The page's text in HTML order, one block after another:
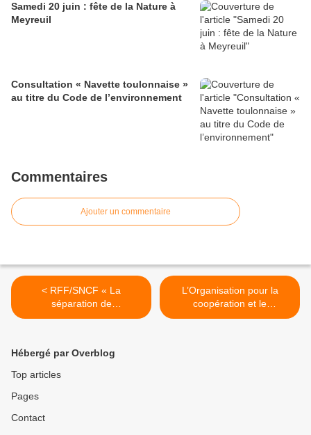
Samedi 20 juin : fête de la Nature à
Meyreuil
Consultation « Navette toulonnaise »
au titre du Code de l’environnement
Commentaires
Ajouter un commentaire
< RFF/SNCF « La
séparation de
l'infrastructure est une faute
L’Organisation pour la
coopération et le
développement
Hébergé par Overblog
Top articles
Pages
Contact